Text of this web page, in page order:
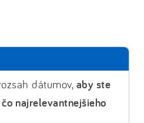
dátumov, aby ste
najrelevantnejšieho